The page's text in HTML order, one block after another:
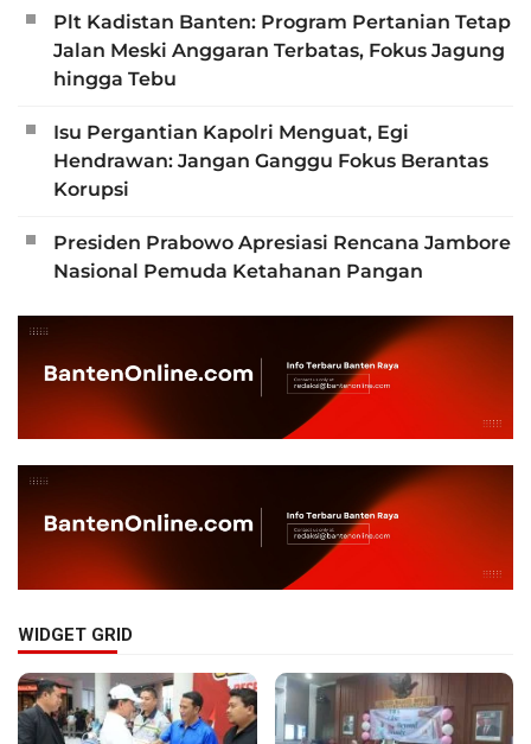
Plt Kadistan Banten: Program Pertanian Tetap
Jalan Meski Anggaran Terbatas, Fokus Jagung
hingga Tebu
Isu Pergantian Kapolri Menguat, Egi
Hendrawan: Jangan Ganggu Fokus Berantas
Korupsi
Presiden Prabowo Apresiasi Rencana Jambore
Nasional Pemuda Ketahanan Pangan
WIDGET GRID